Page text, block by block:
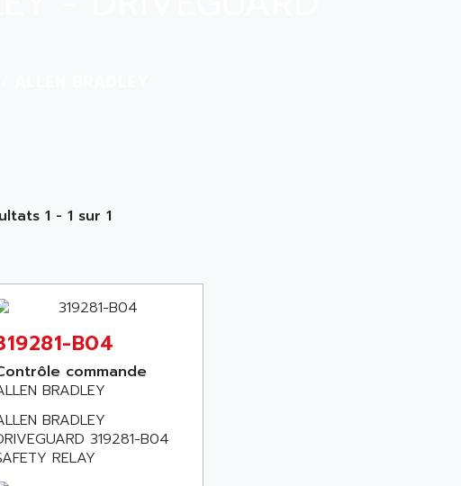
1 - 1 sur 1
B04
commande
BRADLEY
BRADLEY
319281-B04
RELAY